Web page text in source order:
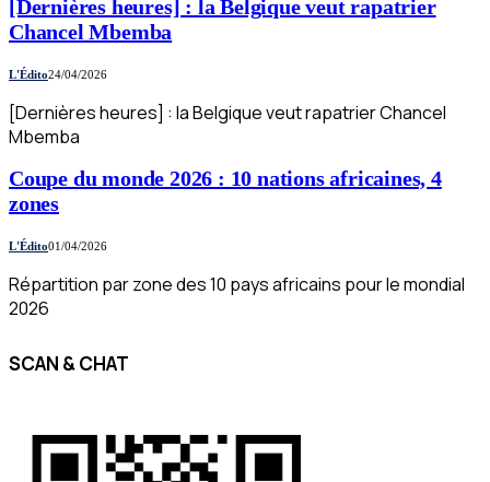
[Dernières heures] : la Belgique veut rapatrier
Chancel Mbemba
L'Édito24/04/2026
[Dernières heures] : la Belgique veut rapatrier Chancel
Mbemba
Coupe du monde 2026 : 10 nations africaines, 4
zones
L'Édito01/04/2026
Répartition par zone des 10 pays africains pour le mondial
2026
SCAN & CHAT